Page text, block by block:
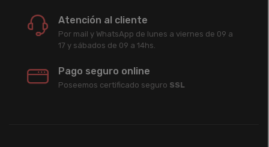
Atención al cliente
Por mail y WhatsApp de lunes a viernes de 09 a
17 y sábados de 09 a 14hs.
Pago seguro online
Poseemos certificado seguro SSL